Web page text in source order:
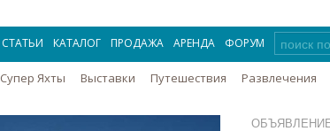
СТАТЬИ КАТАЛОГ ПРОДАЖА АРЕНДА ФОРУМ
Супер Яхты Выставки Путешествия Развлечения